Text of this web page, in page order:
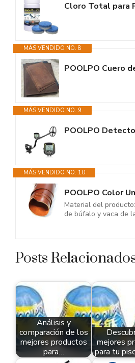
MÁS VENDIDO NO. 8
MÁS VENDIDO NO. 9
MÁS VENDIDO NO. 10
Material del
de búfalo y vaca de
Posts
Análisis y
comparación de los
mejores productos
para…
mejores
para tu